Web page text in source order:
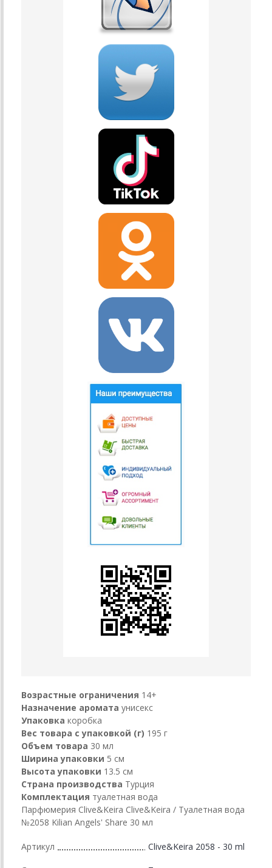
Возрастные ограничения 14+
Назначение аромата унисекс
Упаковка коробка
Вес товара с упаковкой (г) 195 г
Объем товара 30 мл
Ширина упаковки 5 см
Высота упаковки 13.5 см
Страна производства Турция
Комплектация туалетная вода
Парфюмерия Clive&Keira Clive&Keira / Туалетная вода
№2058 Kilian Angels' Share 30 мл
Артикул Clive&Keira 2058 - 30 ml